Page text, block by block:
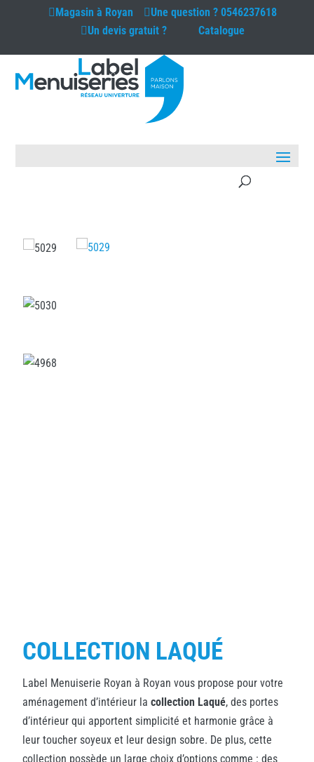
Magasin à Royan Une question ? 0546237618
Un devis gratuit ?
Catalogue
COLLECTION LAQUÉ
Label Menuiserie Royan à Royan vous propose pour votre
aménagement d’intérieur la collection Laqué, des portes
d’intérieur qui apportent simplicité et harmonie grâce à
leur toucher soyeux et leur design sobre. De plus, cette
collection possède un large choix d’options comme : des